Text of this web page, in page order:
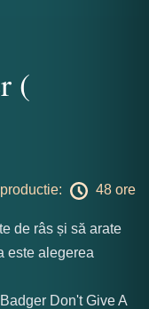
(
48 ore
de râs și să arate
este alegerea
Don't Give A